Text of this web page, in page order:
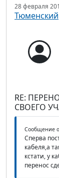
28 февраля
Тюменский
RE:
СВОЕГО
Сообщение
Сперва
кабеля,а
кстати, у
перенос